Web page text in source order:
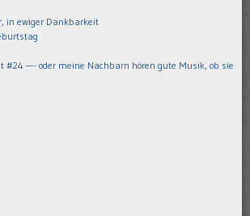
in ewiger Dankbarkeit
#24 —- oder meine Nachbarn hören gute Musik, ob sie